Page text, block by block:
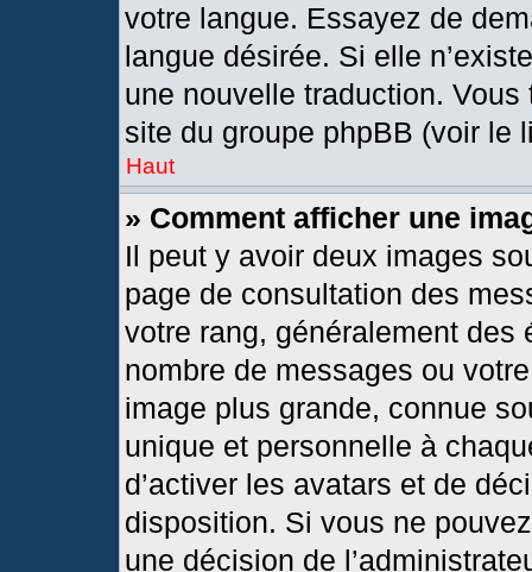
votre langue. Essayez de
langue désirée. Si elle
une nouvelle traduction.
site du groupe phpBB (voir le
Haut
» Comment afficher une
Il peut y avoir deux images
page de consultation des
votre rang, généralement
nombre de messages ou
image plus grande, connue
unique et personnelle à
d’activer les avatars et de
disposition. Si vous ne
une décision de